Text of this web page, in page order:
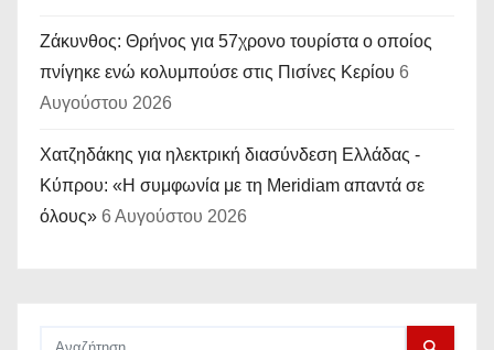
Ζάκυνθος: Θρήνος για 57χρονο τουρίστα ο οποίος
πνίγηκε ενώ κολυμπούσε στις Πισίνες Κερίου 6
Αυγούστου 2026
Χατζηδάκης για ηλεκτρική διασύνδεση Ελλάδας -
Κύπρου: «Η συμφωνία με τη Meridiam απαντά σε
όλους» 6 Αυγούστου 2026